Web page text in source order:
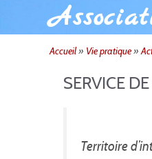
Accueil» Vie pratique»
SERVICE
Territoire